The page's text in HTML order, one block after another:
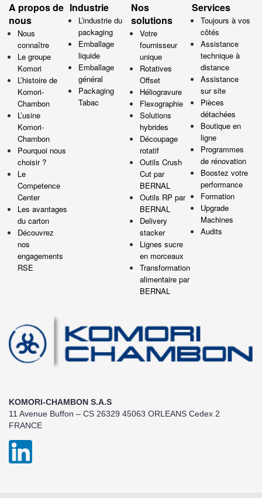
A propos de
nous
Nous
connaître
Le groupe
Komori
L’histoire de
Komori-
Chambon
L’usine
Komori-
Chambon
Pourquoi nous
choisir ?
Le
Competence
Center
Les avantages
du carton
Découvrez
nos
engagements
RSE
Industrie
L’industrie du
packaging
Emballage
liquide
Emballage
général
Packaging
Tabac
Nos
solutions
Votre
fournisseur
unique
Rotatives
Offset
Héliogravure
Flexographie
Solutions
hybrides
Découpage
rotatif
Outils Crush
Cut par
BERNAL
Outils RP par
BERNAL
Delivery
stacker
Lignes sucre
en morceaux
Transformation
alimentaire par
BERNAL
Services
Toujours à vos
côtés
Assistance
technique à
distance
Assistance
sur site
Pièces
détachées
Boutique en
ligne
Programmes
de rénovation
Boostez votre
performance
Formation
Upgrade
Machines
Audits
KOMORI-CHAMBON S.A.S
11 Avenue Buffon – CS 26329 45063 ORLEANS Cedex 2
FRANCE